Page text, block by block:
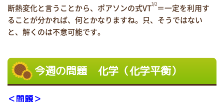
断熱変化と言うことから、ポアソンの式VT3/2＝一定を利用す
ることが分かれば、何とかなりますね。只、そうではない
と、解くのは不意可能です。
今週の問題 化学（化学平衡）
＜問題＞